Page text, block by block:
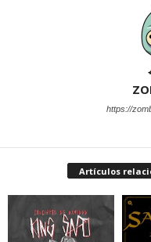
https://
Artículos